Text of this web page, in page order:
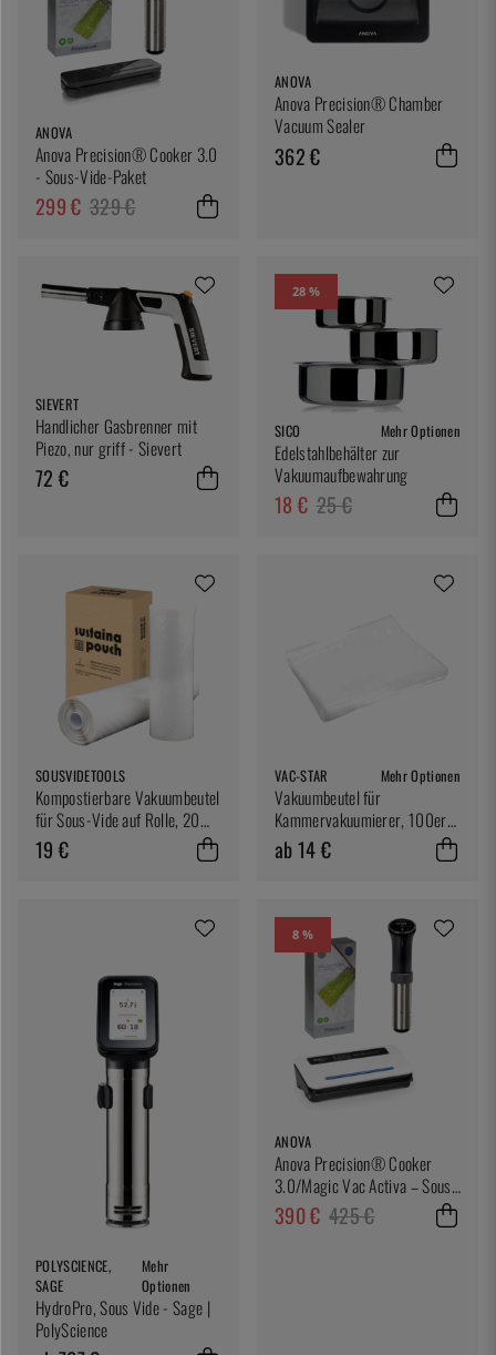
ANOVA
Anova Precision® Cooker 3.0
- Sous-Vide-Paket
299 € 329 €
ANOVA
Anova Precision® Chamber
Vacuum Sealer
362 €
SIEVERT
Handlicher Gasbrenner mit
Piezo, nur griff - Sievert
72 €
28 %
SICO Mehr Optionen
Edelstahlbehälter zur
Vakuumaufbewahrung
18 € 25 €
SOUSVIDETOOLS
Kompostierbare Vakuumbeutel
für Sous-Vide auf Rolle, 20
cm x 5 m - SousVideTools
19 €
VAC-STAR Mehr Optionen
Vakuumbeutel für
Kammervakuumierer, 100er
Pack
ab 14 €
POLYSCIENCE,
SAGE
Mehr
Optionen
HydroPro, Sous Vide - Sage |
PolyScience
8 %
ANOVA
Anova Precision® Cooker
3.0/Magic Vac Activa – Sous
Vide-paket
390 € 425 €